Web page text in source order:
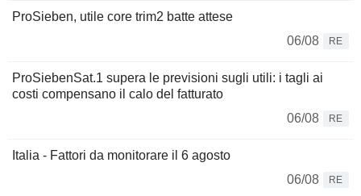
ProSieben, utile core trim2 batte attese
06/08
RE
ProSiebenSat.1 supera le previsioni sugli utili: i tagli ai
costi compensano il calo del fatturato
06/08
RE
Italia - Fattori da monitorare il 6 agosto
06/08
RE